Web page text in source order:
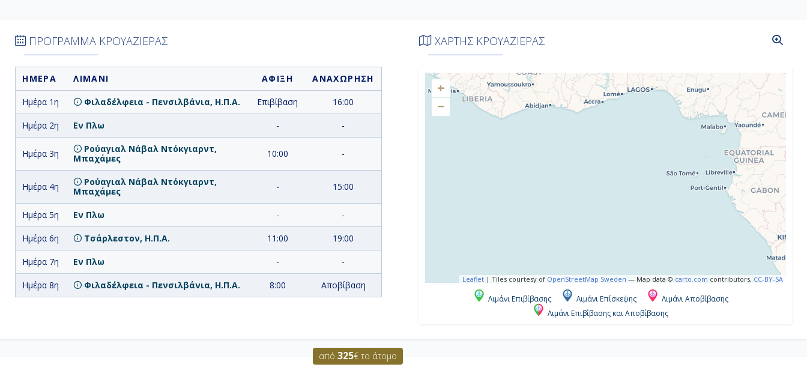
ΠΡΟΓΡΑΜΜΑ ΚΡΟΥΑΖΙΕΡΑΣ
ΗΜΕΡΑ ΛΙΜΑΝΙ ΑΦΙΞΗ ΑΝΑΧΩΡΗΣΗ
Ημέρα 1η Φιλαδέλφεια - Πενσιλβάνια, Η.Π.Α. Επιβίβαση 16:00
Ημέρα 2η Εν Πλω - -
Ημέρα 3η
Ρούαγιαλ Νάβαλ Ντόκγιαρντ,
Μπαχάμες
10:00 -
Ημέρα 4η
Ρούαγιαλ Νάβαλ Ντόκγιαρντ,
Μπαχάμες
- 15:00
Ημέρα 5η Εν Πλω - -
Ημέρα 6η Τσάρλεστον, Η.Π.Α. 11:00 19:00
Ημέρα 7η Εν Πλω - -
Ημέρα 8η Φιλαδέλφεια - Πενσιλβάνια, Η.Π.Α. 8:00 Αποβίβαση
ΧΑΡΤΗΣ ΚΡΟΥΑΖΙΕΡΑΣ
+
−
Leaflet | Tiles courtesy of OpenStreetMap Sweden — Map data © carto.com contributors, CC-BY-SA
Λιμάνι Επιβίβασης Λιμάνι Επίσκεψης
Λιμάνι Αποβίβασης
Λιμάνι Επιβίβασης και Αποβίβασης
από325€ το άτομο